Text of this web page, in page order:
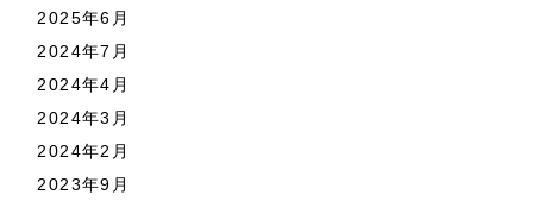
2025年6月
2024年7月
2024年4月
2024年3月
2024年2月
2023年9月